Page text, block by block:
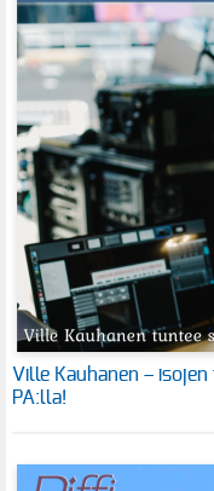
Ville Kauhanen –
PA:lla!